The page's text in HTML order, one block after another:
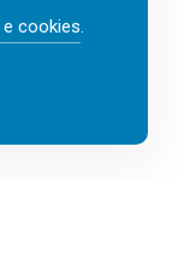
áreas de
Manuel
cookies.